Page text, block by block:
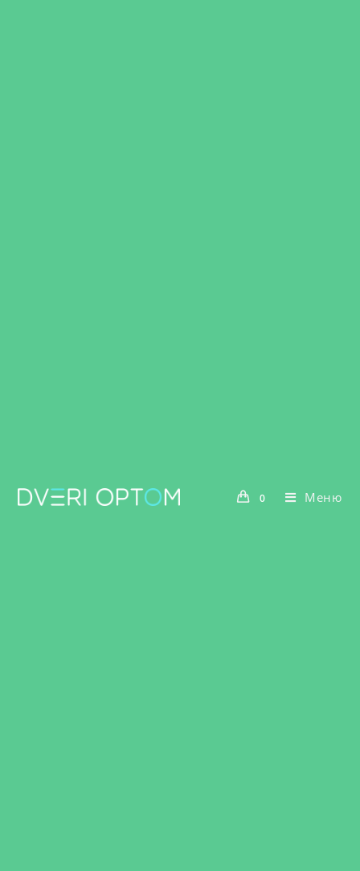
0 Меню